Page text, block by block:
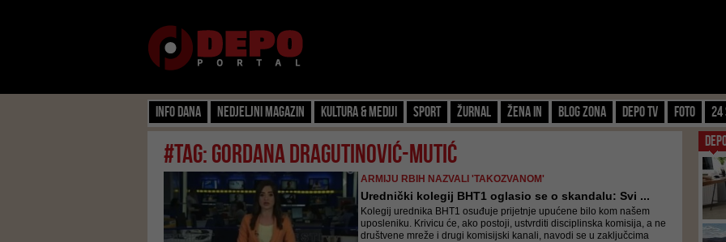
Info dana Nedjeljni magazin Kultura & Mediji Sport Žurnal Žena IN Blog zona Depo TV FOTO 24
#tag: Gordana Dragutinović-Mutić
ARMIJU RBIH NAZVALI 'TAKOZVANOM'
Urednički kolegij BHT1 oglasio se o skandalu: Svi ...
Kolegij urednika BHT1 osuđuje prijetnje upućene bilo kom našem
uposleniku. Krivicu će, ako postoji, ustvrditi disciplinska komisija, a ne
društvene mreže i drugi komisijski kanali, navodi se u zaključcima